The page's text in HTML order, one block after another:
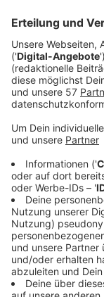
Anzeige
Im Wald
zu rufen. Sie
nachzugehen.
ihrem besten
und Rentier
einen Wald, in
bedeutende
bestimmt wird.
Anzeige